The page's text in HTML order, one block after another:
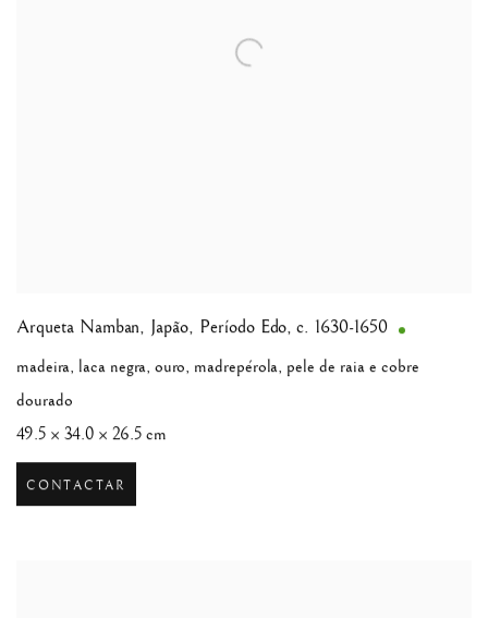
Arqueta Namban, Japão, Período Edo, c. 1630-1650
madeira, laca negra, ouro, madrepérola, pele de raia e cobre
dourado
49.5 × 34.0 × 26.5 cm
CONTACTAR